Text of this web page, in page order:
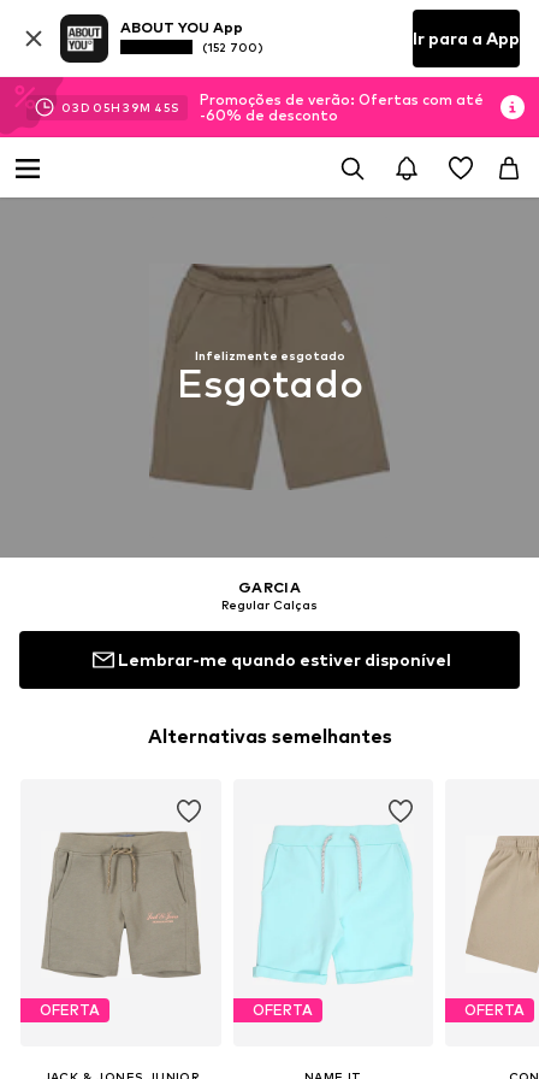
ABOUT YOU App
(152 700) Ir para a App
03D 05H 39M 45S
Promoções de verão: Ofertas com até
-60% de desconto
Infelizmente esgotado
Esgotado
GARCIA
Regular Calças
Lembrar-me quando estiver disponível
Alternativas semelhantes
OFERTA OFERTA OFERTA